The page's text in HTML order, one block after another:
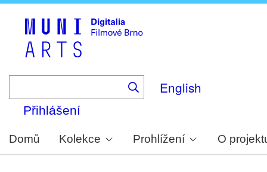
English
Přihlášení
Domů Kolekce Prohlížení O